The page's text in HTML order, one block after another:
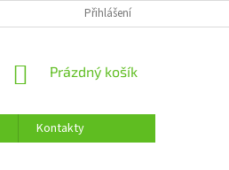
Přihlášení
NÁKUPNÍ
Prázdný košík
Kontakty